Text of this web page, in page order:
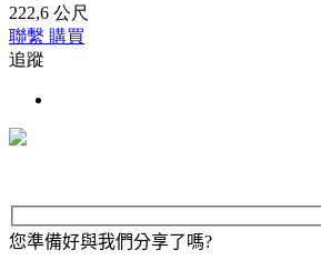
222,6 公尺
聯繫 購買
追蹤
您準備好與我們分享了嗎?